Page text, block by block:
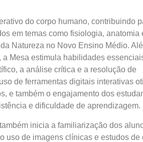
do corpo humano, contribuindo
em temas como fisiologia, anatomia
Natureza no Novo Ensino Médio.
Mesa estimula habilidades
a análise crítica e a resolução de
de ferramentas digitais interativas
e também o engajamento dos
e dificuldade de aprendizagem.
inicia a familiarização dos
uso de imagens clínicas e estudos de